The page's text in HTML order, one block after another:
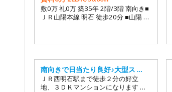
敷0万 礼0万 築35年 2階/3階 南向き■
ＪＲ山陽本線 明石 徒歩20分 ■山陽 …
南向きで日当たり良好♪大型ス …
ＪＲ西明石駅まで徒歩２分の好立
地、３ＤＫマンションになります …